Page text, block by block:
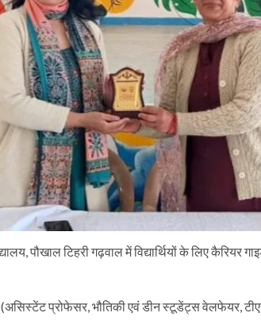
पौखाल टिहरी गढ़वाल में विद्यार्थियों के लिए
(असिस्टेंट प्रोफेसर, भौतिकी एवं डीन स्टूडेंट्स वेलफेयर,